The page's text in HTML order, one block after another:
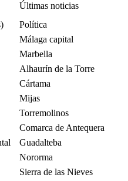
Últimas noticias
Política
Málaga capital
Marbella
Alhaurín de la Torre
Cártama
Mijas
Torremolinos
Comarca de Antequera
Guadalteba
Nororma
Sierra de las Nieves